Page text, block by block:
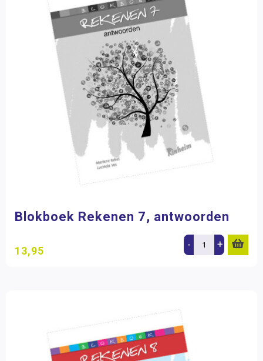
Blokboek Rekenen 7, antwoorden
13,95 - +